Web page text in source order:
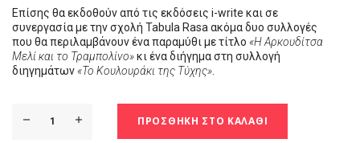
Επίσης θα εκδοθoύν από τις εκδόσεις i-write και σε
συνεργασία με την σχολή Tabula Rasa ακόμα δυο συλλογές
που θα περιλαμβάνουν ένα παραμύθι με τίτλο «Η Αρκουδίτσα
Μελί και το Τραμπολίνο»κι ένα διήγημα στη συλλογή
διηγημάτων «Το Κουλουράκι της Τύχης»
ΠΡΟΣΘΉΚΗ ΣΤΟ ΚΑΛΆΘΙ